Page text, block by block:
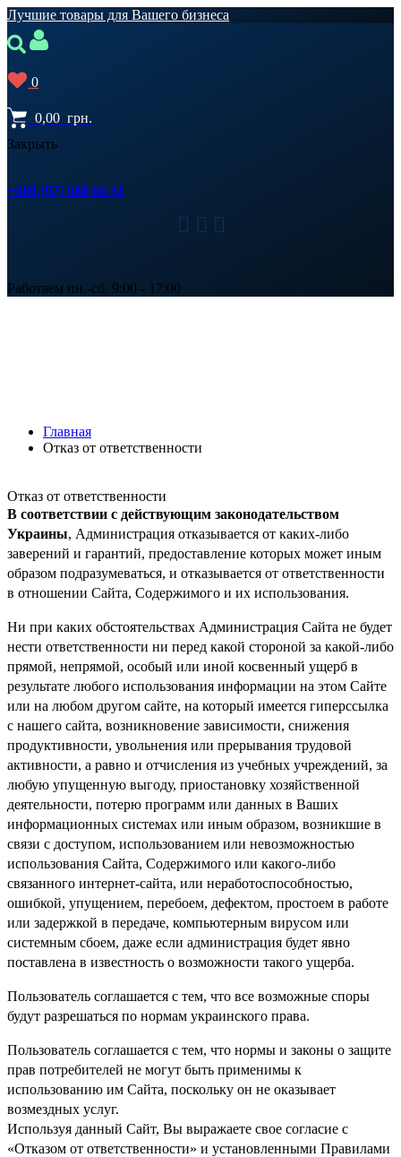
Лучшие товары для Вашего бизнеса
0
0,00 грн.
Закрыть
+380 (97) 688 66 31
Работаем пн.-сб. 9:00 - 17:00
Главная
Отказ от ответственности
Отказ от ответственности
В соответствии с действующим законодательством
Украины, Администрация отказывается от каких-либо
заверений и гарантий, предоставление которых может иным
образом подразумеваться, и отказывается от ответственности
в отношении Сайта, Содержимого и их использования.
Ни при каких обстоятельствах Администрация Сайта не будет
нести ответственности ни перед какой стороной за какой-либо
прямой, непрямой, особый или иной косвенный ущерб в
результате любого использования информации на этом Сайте
или на любом другом сайте, на который имеется гиперссылка
с нашего cайта, возникновение зависимости, снижения
продуктивности, увольнения или прерывания трудовой
активности, а равно и отчисления из учебных учреждений, за
любую упущенную выгоду, приостановку хозяйственной
деятельности, потерю программ или данных в Ваших
информационных системах или иным образом, возникшие в
связи с доступом, использованием или невозможностью
использования Сайта, Содержимого или какого-либо
связанного интернет-сайта, или неработоспособностью,
ошибкой, упущением, перебоем, дефектом, простоем в работе
или задержкой в передаче, компьютерным вирусом или
системным сбоем, даже если администрация будет явно
поставлена в известность о возможности такого ущерба.
Пользователь соглашается с тем, что все возможные споры
будут разрешаться по нормам украинского права.
Пользователь соглашается с тем, что нормы и законы о защите
прав потребителей не могут быть применимы к
использованию им Сайта, поскольку он не оказывает
возмездных услуг.
Используя данный Сайт, Вы выражаете свое согласие с
«Отказом от ответственности» и установленными Правилами